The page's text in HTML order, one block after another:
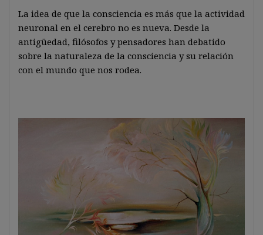
La idea de que la consciencia es más que la actividad
neuronal en el cerebro no es nueva. Desde la
antigüedad, filósofos y pensadores han debatido
sobre la naturaleza de la consciencia y su relación
con el mundo que nos rodea.